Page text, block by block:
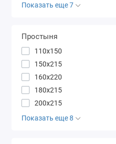
Показать еще 7
Простыня
110х150
150х215
160х220
180х215
200х215
Показать еще 8